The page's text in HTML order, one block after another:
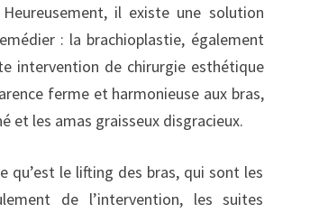
il existe une solution
: la brachioplastie, également
intervention de chirurgie esthétique
ferme et harmonieuse aux bras,
et les amas graisseux disgracieux.
qu’est le lifting des bras, qui sont les
de l’intervention, les suites